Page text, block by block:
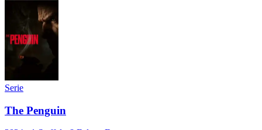
Serie
The Penguin